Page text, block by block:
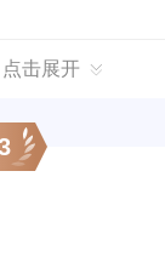
击展开